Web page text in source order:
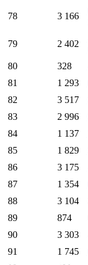
78 3 166
79 2 402
80 328
81
1 293
82
3 517
83
2 996
84
1 137
85
1 829
86
3 175
87
1 354
88
3 104
89
874
90
3 303
91
1 745